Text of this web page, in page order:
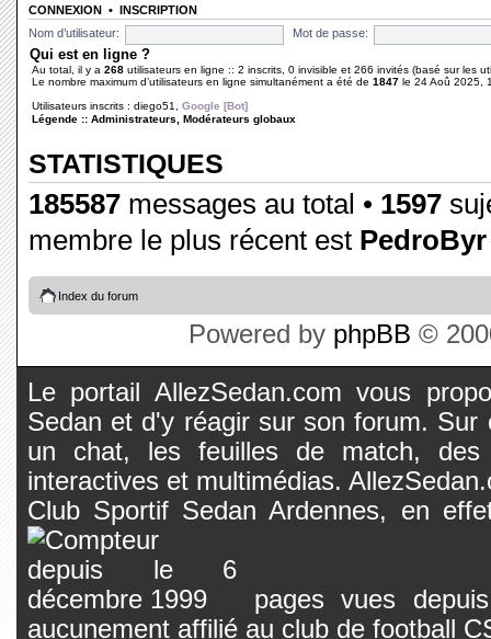
CONNEXION • INSCRIPTION
Nom d’utilisateur:
Mot de passe:
Qui est en ligne ?
Au total, il y a 268 utilisateurs en ligne :: 2 inscrits, 0 invisible et 266 invités (basé sur les
Le nombre maximum d’utilisateurs en ligne simultanément a été de 1847 le 24 Aoû 2025,
Utilisateurs inscrits : diego51
Google [Bot]
Légende :: Administrateurs Modérateurs globaux
STATISTIQUES
185587 messages au total • 1597
membre le plus récent est PedroByr
Index du forum
Powered by phpBB ©
Le portail AllezSedan.com vous
Sedan et d'y réagir sur son forum.
un chat, les feuilles de match, des
interactives et multimédias.
Club Sportif Sedan Ardennes, en
pages vues
aucunement affilié au club de football